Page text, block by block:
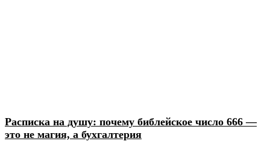
Расписка на душу: почему библейское число 666 —
это не магия, а бухгалтерия